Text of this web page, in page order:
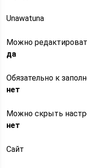
Unawatuna
Можно
да
Обязательно к
нет
Можно скрыть
нет
Сайт